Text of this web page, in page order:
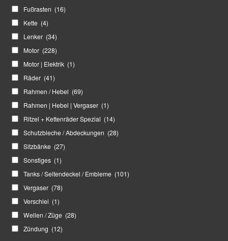
Fußrasten (16)
Kette (4)
Lenker (34)
Motor (228)
Motor | Elektrik (1)
Räder (41)
Rahmen / Hebel (69)
Rahmen | Hebel | Vergaser (1)
Ritzel + Kettenräder Spezial (14)
Schutzbleche / Abdeckungen (28)
Sitzbänke (27)
Sonstiges (1)
Tanks / Seitendeckel / Embleme (101)
Vergaser (78)
Verschlei (1)
Wellen / Züge (28)
Zündung (12)